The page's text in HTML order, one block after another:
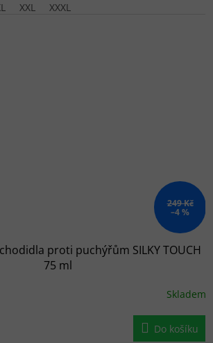
XXL XXXL
249 Kč
–4 %
proti puchýřům SILKY TOUCH
75 ml
Skladem
Do košíku